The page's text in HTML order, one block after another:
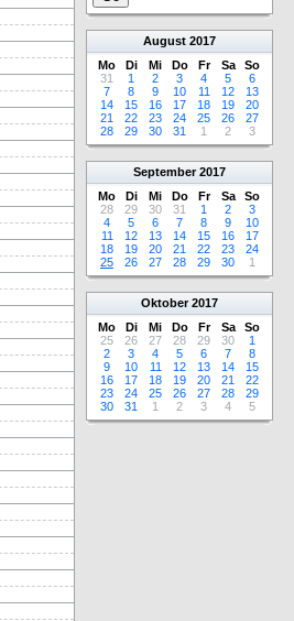
August 2017
Mo
Di Mi Do Fr Sa
So
31
1 2 3 4 5
6
7
8 9 10 11 12
13
14
15 16 17 18 19
20
21
22 23 24 25 26
27
28
29 30 31 1 2 3
September 2017
Mo
Di Mi Do Fr Sa
So
28
29 30 31 1 2
3
4
5 6 7 8 9
10
11
12 13 14 15 16
17
18
19 20 21 22 23
24
25
26 27 28 29 30 1
Oktober 2017
Mo
Di Mi Do Fr Sa
So
25
26 27 28 29 30
1
2
3 4 5 6 7
8
9
10 11 12 13 14
15
16
17 18 19 20 21
22
23
24 25 26 27 28
29
30
31 1 2 3 4 5